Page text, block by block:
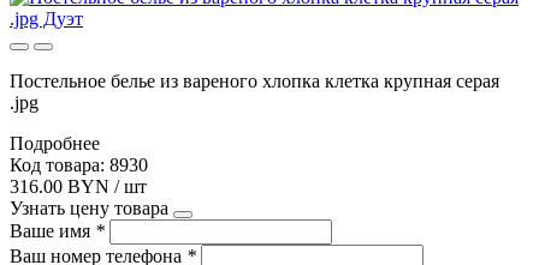
Постельное белье из вареного хлопка клетка крупная серая
.jpg
Подробнее
Код товара: 8930
316.00 BYN / шт
Узнать цену товара
Ваше имя *
Ваш номер телефона *